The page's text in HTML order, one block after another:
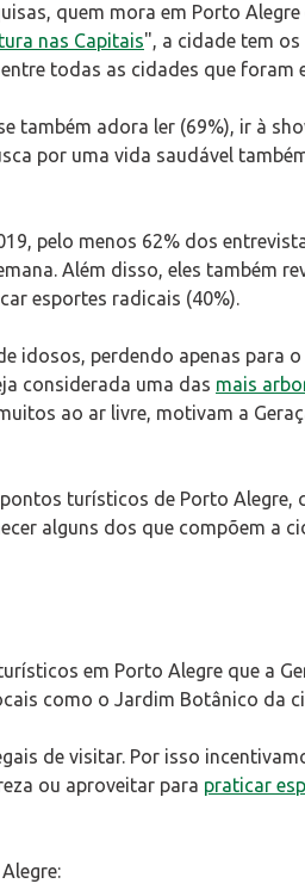
quem mora em Porto
nas Capitais", a cidade tem os
todas as cidades que foram
também adora ler (69%), ir à
por uma vida saudável
pelo menos 62% dos
Além disso, eles também
esportes radicais (40%).
idosos, perdendo apenas para o
considerada uma das mais
ao ar livre, motivam a
turísticos de Porto Alegre,
alguns dos que compõem a
em Porto Alegre que a
como o Jardim Botânico da
de visitar. Por isso
ou aproveitar para praticar